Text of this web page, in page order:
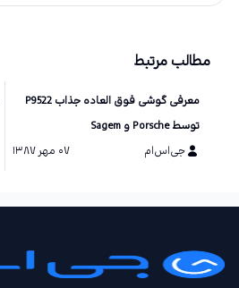
مطالب مرتبط
معرفی گوشی فوق العاده جذاب P9522
توسط Porsche و Sagem
جی‌اس‌ام
۰۷ مهر ۱۳۸۷